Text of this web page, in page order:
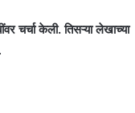
चर्चा केली. तिसऱ्या लेखाच्या